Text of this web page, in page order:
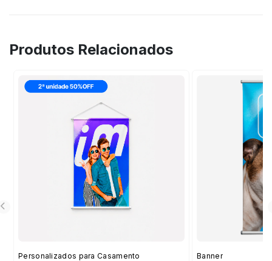
Produtos Relacionados
Personalizados para Casamento Banner